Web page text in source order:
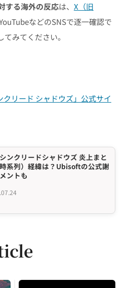
する海外の反応は、 X（旧
などのSNSで逐一確認で
みてください。
リード シャドウズ」公式サイ
ンクリードシャドウズ 炎上まと
系列）経緯は？Ubisoftの公式謝
ントも